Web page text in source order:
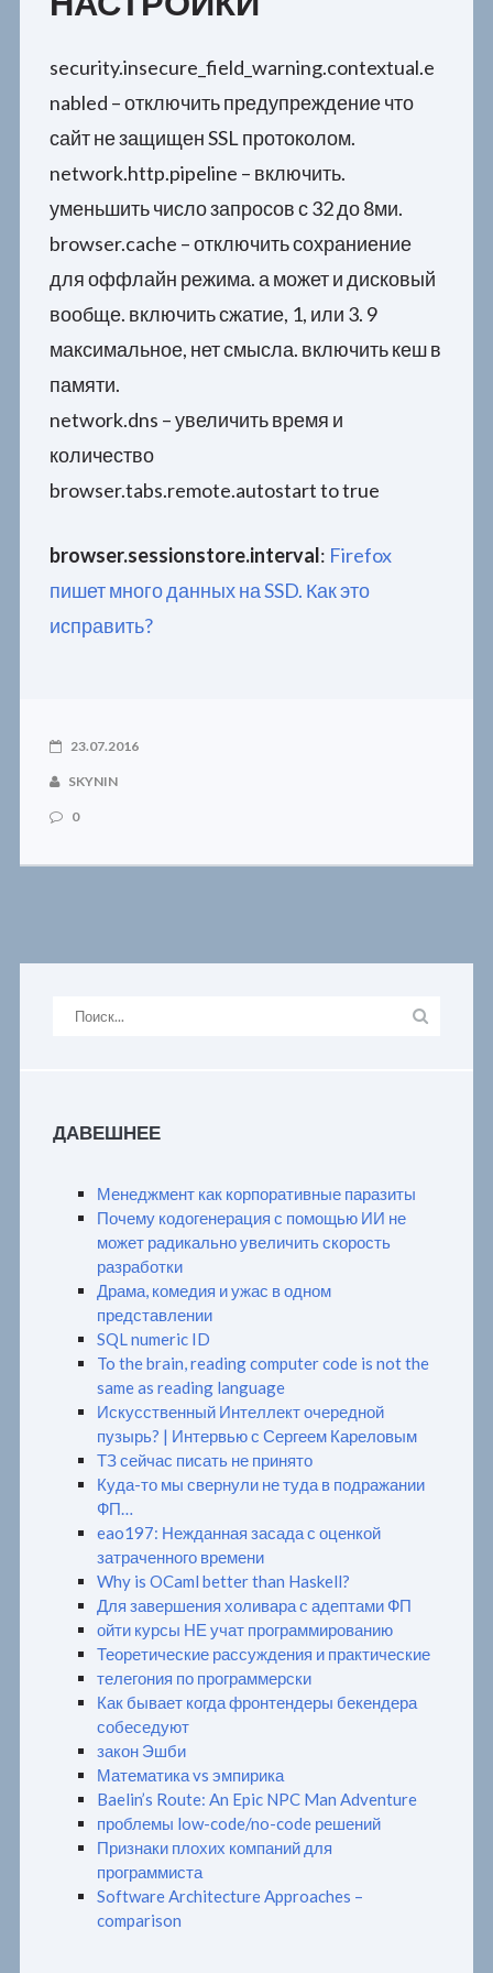
security.insecure_field_warning.contextual.e
nabled – отключить предупреждение что
сайт не защищен SSL протоколом.
network.http.pipeline – включить.
уменьшить число запросов с 32 до 8ми.
browser.cache – отключить сохраниение
для оффлайн режима. а может и дисковый
вообще. включить сжатие, 1, или 3. 9
максимальное, нет смысла. включить кеш в
памяти.
network.dns – увеличить время и
количество
browser.tabs.remote.autostart to true
browser.sessionstore.interval: Firefox
пишет много данных на SSD. Как это
исправить?
23.07.2016
SKYNIN
0
ДАВЕШНЕЕ
Менеджмент как корпоративные паразиты
Почему кодогенерация с помощью ИИ не
может радикально увеличить скорость
разработки
Драма, комедия и ужас в одном
представлении
SQL numeric ID
To the brain, reading computer code is not the
same as reading language
Искусственный Интеллект очередной
пузырь? | Интервью с Сергеем Кареловым
ТЗ сейчас писать не принято
Куда-то мы свернули не туда в подражании
ФП…
eao197: Нежданная засада с оценкой
затраченного времени
Why is OCaml better than Haskell?
Для завершения холивара с адептами ФП
ойти курсы НЕ учат программированию
Теоретические рассуждения и практические
телегония по программерски
Как бывает когда фронтендеры бекендера
собеседуют
закон Эшби
Математика vs эмпирика
Baelin’s Route: An Epic NPC Man Adventure
проблемы low-code/no-code решений
Признаки плохих компаний для
программиста
Software Architecture Approaches –
comparison